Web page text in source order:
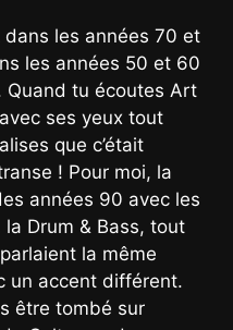
dans les années 70 et
les années 50 et 60
tu écoutes Art
ses yeux tout
que c’était
! Pour moi, la
années 90 avec les
Drum & Bass, tout
la même
un accent différent.
être tombé sur